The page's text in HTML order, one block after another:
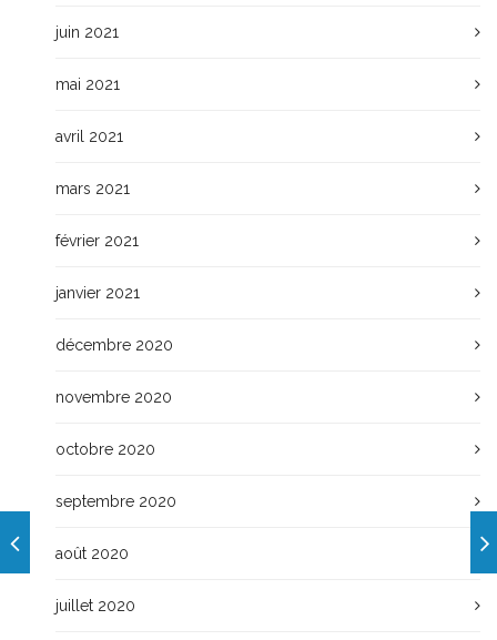
juin 2021
mai 2021
avril 2021
mars 2021
février 2021
janvier 2021
décembre 2020
novembre 2020
octobre 2020
septembre 2020
août 2020
juillet 2020